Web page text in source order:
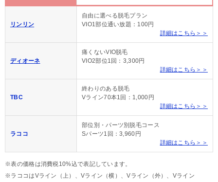
リンリン
自由に選べる脱毛プラン
VIO1部位通い放題：100円
詳細はこちら＞＞
ディオーネ
痛くないVIO脱毛
VIO2部位1回：3,300円
詳細はこちら＞＞
TBC
終わりのある脱毛
Vライン70本1回：1,000円
詳細はこちら＞＞
ラココ
部位別・パーツ別脱毛コース
Sパーツ1回：3,960円
詳細はこちら＞＞
※表の価格は消費税10%込で表記しています。
※ラココはVライン（上）、Vライン（横）、Vライン（外）、Vライン